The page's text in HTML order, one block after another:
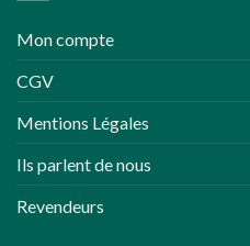
Mon compte
CGV
Mentions Légales
Ils parlent de nous
Revendeurs